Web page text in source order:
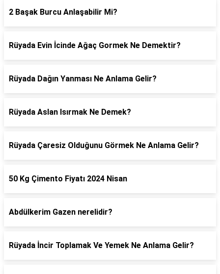
2 Başak Burcu Anlaşabilir Mi?
Rüyada Evin İcinde Ağaç Gormek Ne Demektir?
Rüyada Dağın Yanması Ne Anlama Gelir?
Rüyada Aslan Isırmak Ne Demek?
Rüyada Çaresiz Olduğunu Görmek Ne Anlama Gelir?
50 Kg Çimento Fiyatı 2024 Nisan
Abdülkerim Gazen nerelidir?
Rüyada İncir Toplamak Ve Yemek Ne Anlama Gelir?